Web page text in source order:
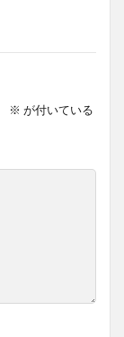
※ が付いている